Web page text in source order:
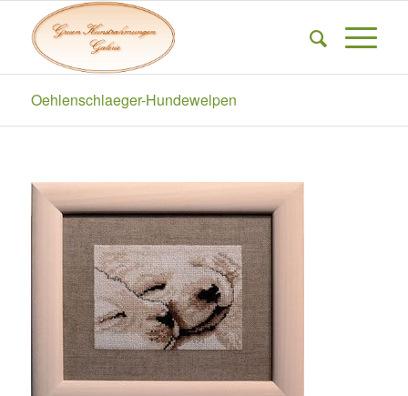
Oehlenschlaeger-Hundewelpen